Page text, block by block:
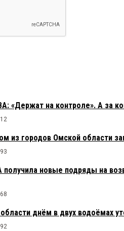
«Держат на контроле». А за
из городов Омской области
новые подряды на
днём в двух водоёмах